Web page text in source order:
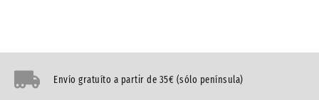
Envío gratuíto a partir de 35€ (sólo península)